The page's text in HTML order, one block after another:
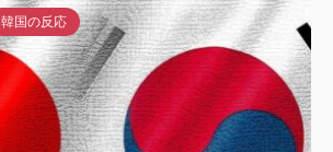
韓国の反応